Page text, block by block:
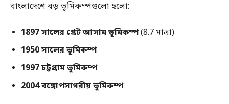
বাংলাদেশে বড় ভূমিকম্পগুলো হলো:
1897 সালের গ্রেট আসাম ভূমিকম্প(8.7 মাত্রা)
1950 সালের ভূমিকম্প
1997 চট্টগ্রাম ভূমিকম্প
2004 বঙ্গোপসাগরীয় ভূমিকম্প